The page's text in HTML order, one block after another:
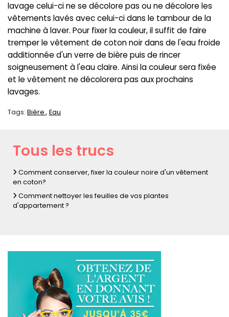
Connexion
lavage celui-ci ne se décolore pas ou ne décolore les
vêtements lavés avec celui-ci dans le tambour de la
machine à laver. Pour fixer la couleur, il suffit de faire
tremper le vêtement de coton noir dans de l'eau froide
additionnée d'un verre de bière puis de rincer
soigneusement à l'eau claire. Ainsi la couleur sera fixée
et le vêtement ne décolorera pas aux prochains
lavages.
Tags: Bière Eau
Tous les trucs
Comment conserver, fixer la couleur noire d'un vêtement
en coton?
Comment nettoyer les feuilles de vos plantes
d'appartement ?